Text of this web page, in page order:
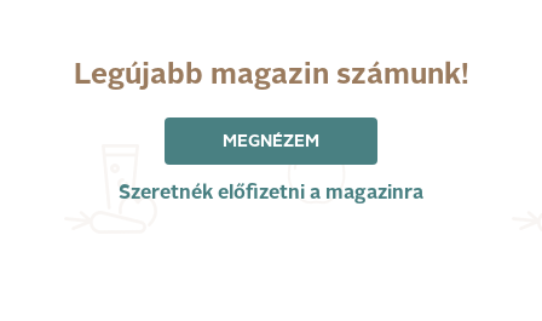
Legújabb magazin számunk!
MEGNÉZEM
Szeretnék előfizetni a magazinra